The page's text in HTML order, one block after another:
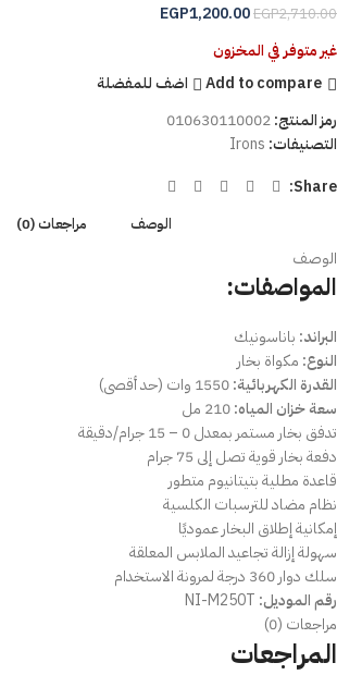
EGP2,710.00
EGP1,200.00
غير متوفر في المخزون
Add to compare
اضف للمفضلة
رمز المنتج:010630110002
التصنيفات: Irons
Share:
الوصف مراجعات (0)
الوصف
المواصفات:
البراند: باناسونيك
النوع: مكواة بخار
القدرة الكهربائية:
سعة خزان المياه:
تدفق بخار مستمر بمعدل 0 – 15 جرام/دقيقة
دفعة بخار قوية تصل إلى 75 جرام
قاعدة مطلية بتيتانيوم متطور
نظام مضاد للترسبات الكلسية
إمكانية إطلاق البخار عموديًا
سهولة إزالة تجاعيد الملابس المعلقة
سلك دوار 360 درجة لمرونة الاستخدام
رقم الموديل:
مراجعات (0)
المراجعات